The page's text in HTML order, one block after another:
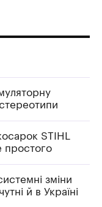
STIHL
простого
зміни
й в Україні